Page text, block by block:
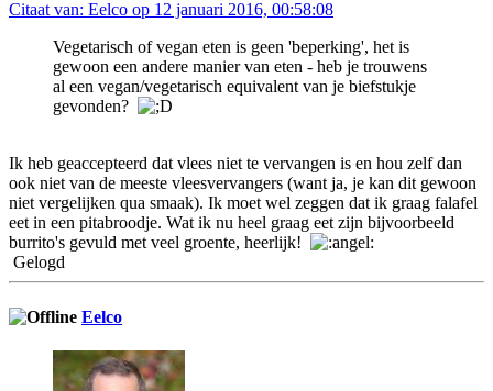
Citaat van: Eelco op 12 januari 2016, 00:58:08
Vegetarisch of vegan eten is geen 'beperking', het is
gewoon een andere manier van eten - heb je trouwens
al een vegan/vegetarisch equivalent van je biefstukje
gevonden?
Ik heb geaccepteerd dat vlees niet te vervangen is en hou zelf dan
ook niet van de meeste vleesvervangers (want ja, je kan dit gewoon
niet vergelijken qua smaak). Ik moet wel zeggen dat ik graag falafel
eet in een pitabroodje. Wat ik nu heel graag eet zijn bijvoorbeeld
burrito's gevuld met veel groente, heerlijk!
Gelogd
Eelco